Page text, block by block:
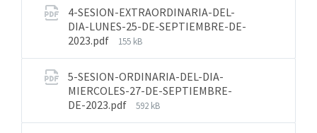
4-SESION-EXTRAORDINARIA-DEL-
DIA-LUNES-25-DE-SEPTIEMBRE-DE-
2023.pdf
155 kB
5-SESION-ORDINARIA-DEL-DIA-
MIERCOLES-27-DE-SEPTIEMBRE-
DE-2023.pdf
592 kB